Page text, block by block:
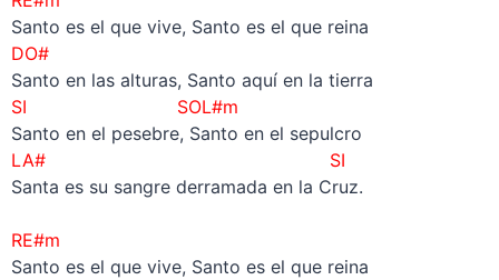
Santo es el que vive, Santo es el que reina
DO#
Santo en las alturas, Santo aquí en la tierra
SI SOL#m
Santo en el pesebre, Santo en el sepulcro
LA# SI
Santa es su sangre derramada en la Cruz.
RE#m
Santo es el que vive, Santo es el que reina